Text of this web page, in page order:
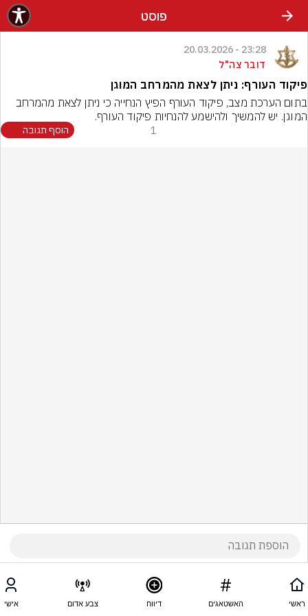
פוסט
23:28 - 20.03.2026
דובר צה"ל
פיקוד העורף: ניתן לצאת מהמרחב המוגן
בתום הערכת מצב, פיקוד העורף הפיץ הנחייה כי ניתן לצאת מהמרחב
המוגן. יש להמשיך ולהישמע להנחיות פיקוד העורף.
1 הוסף תגובה
ראשי האשטאגים דיווח צבע אדום אישי